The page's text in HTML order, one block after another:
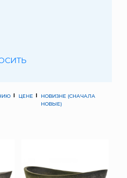
ИГРУШКИ
ЦЕНЕ
НОВИЗНЕ (СНАЧАЛА
НОВЫЕ)